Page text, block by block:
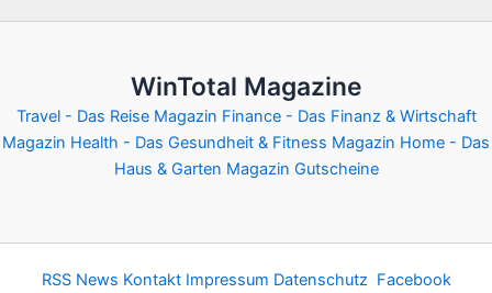
WinTotal Magazine
Travel - Das Reise Magazin Finance - Das Finanz & Wirtschaft
Magazin Health - Das Gesundheit & Fitness Magazin Home - Das
Haus & Garten Magazin Gutscheine
RSS News Kontakt Impressum Datenschutz Facebook